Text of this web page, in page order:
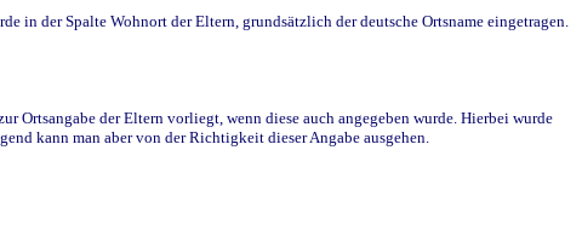
in der Spalte Wohnort der Eltern, grundsätzlich der deutsche Ortsname eingetragen.
Ortsangabe der Eltern vorliegt, wenn diese auch angegeben wurde. Hierbei wurde
kann man aber von der Richtigkeit dieser Angabe ausgehen.